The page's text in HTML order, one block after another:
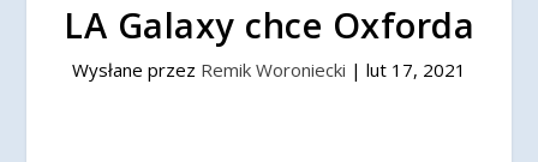
LA Galaxy chce Oxforda
Wysłane przez Remik Woroniecki | lut 17, 2021